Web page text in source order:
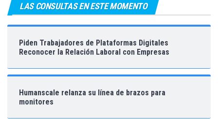
LAS CONSULTAS EN ESTE MOMENTO
Piden Trabajadores de Plataformas Digitales
Reconocer la Relación Laboral con Empresas
Humanscale relanza su línea de brazos para
monitores